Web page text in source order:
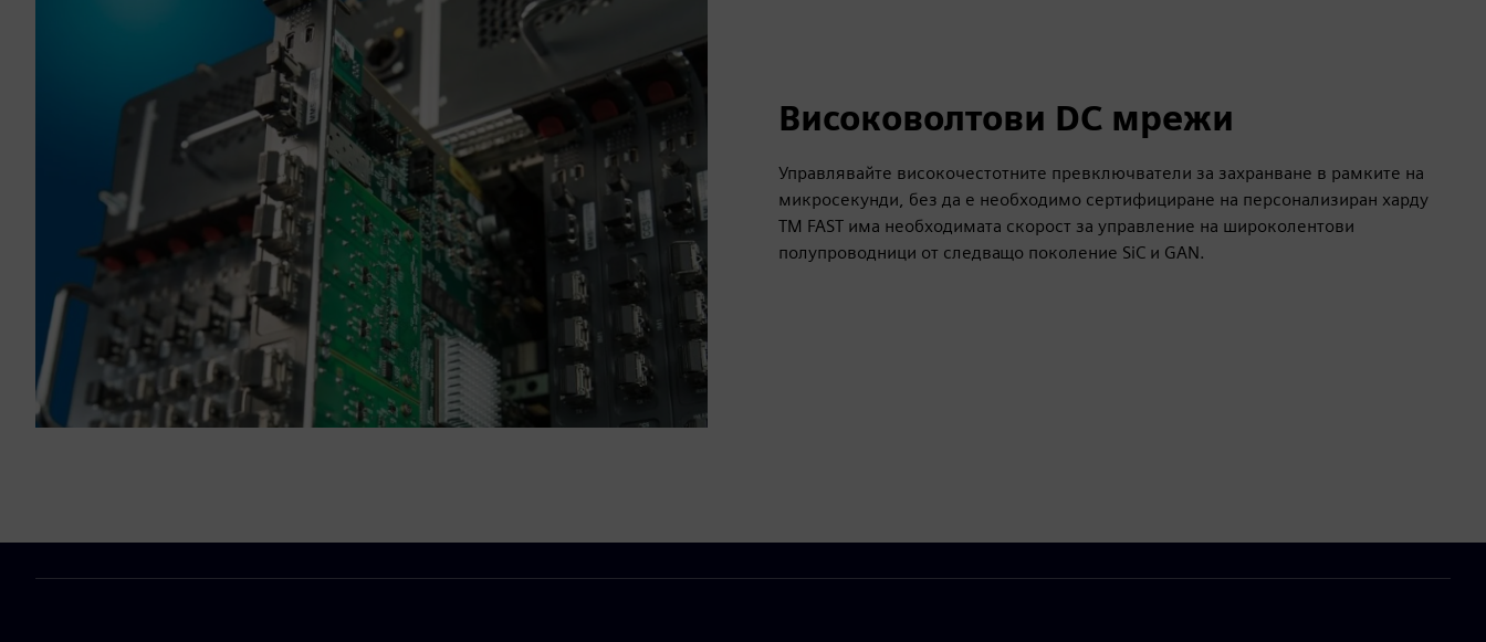
Високоволтови DC мрежи
Управлявайте високочестотните превключватели за захранване в рамките на
микросекунди, без да е необходимо сертифициране на персонализиран харду
TM FAST има необходимата скорост за управление на широколентови
полупроводници от следващо поколение SiC и GAN.